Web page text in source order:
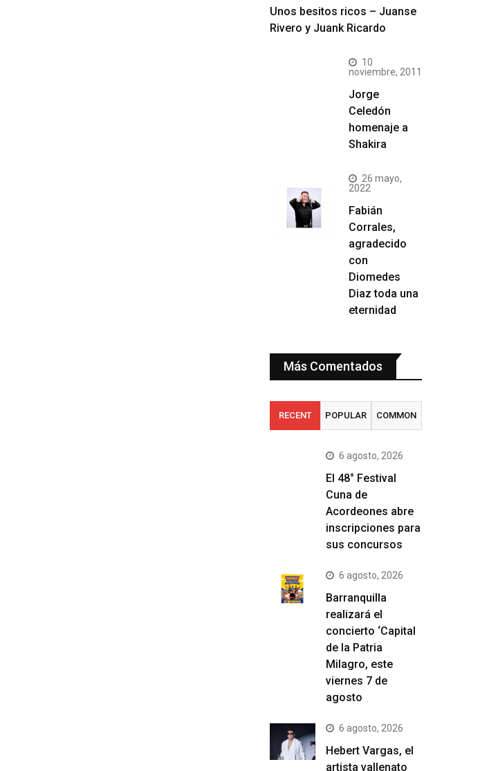
Unos besitos ricos – Juanse
Rivero y Juank Ricardo
10
noviembre, 2011
Jorge
Celedón
homenaje a
Shakira
26 mayo,
2022
Fabián
Corrales,
agradecido
con
Diomedes
Diaz toda una
eternidad
Más Comentados
RECENT POPULAR COMMON
6 agosto, 2026
El 48° Festival
Cuna de
Acordeones abre
inscripciones para
sus concursos
6 agosto, 2026
Barranquilla
realizará el
concierto ‘Capital
de la Patria
Milagro, este
viernes 7 de
agosto
6 agosto, 2026
Hebert Vargas, el
artista vallenato